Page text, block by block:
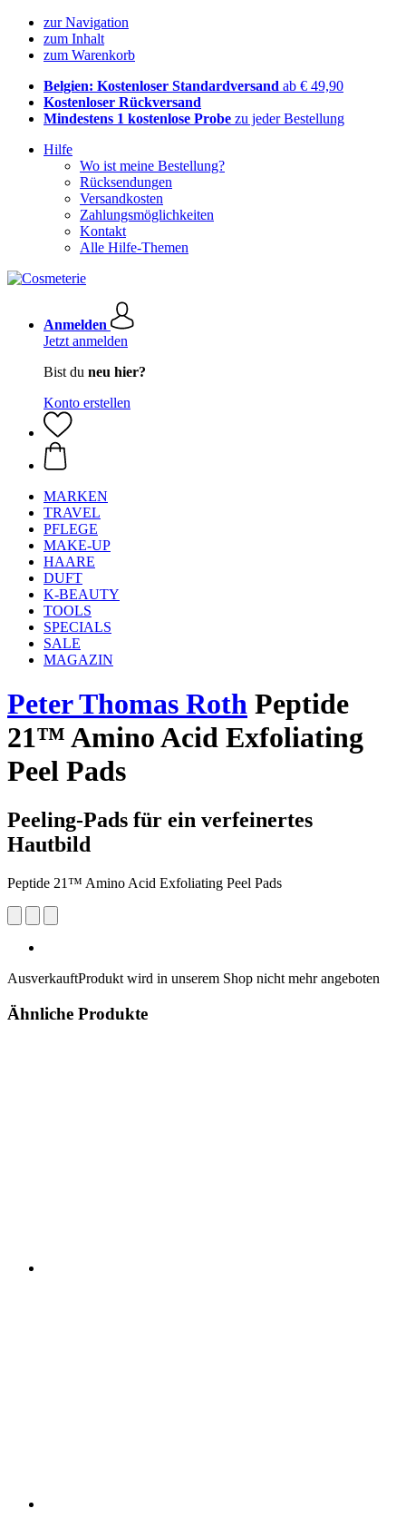
zur Navigation
zum Inhalt
zum Warenkorb
Belgien: Kostenloser Standardversand ab € 49,90
Kostenloser Rückversand
Mindestens 1 kostenlose Probe zu jeder Bestellung
Hilfe
Wo ist meine Bestellung?
Rücksendungen
Versandkosten
Zahlungsmöglichkeiten
Kontakt
Alle Hilfe-Themen
Anmelden
Jetzt anmelden
Bist du neu hier?
Konto erstellen
MARKEN
TRAVEL
PFLEGE
MAKE-UP
HAARE
DUFT
K-BEAUTY
TOOLS
SPECIALS
SALE
MAGAZIN
Peter Thomas Roth Peptide
21™ Amino Acid Exfoliating
Peel Pads
Peeling-Pads für ein verfeinertes
Hautbild
Peptide 21™ Amino Acid Exfoliating Peel Pads
AusverkauftProdukt wird in unserem Shop nicht mehr angeboten
Ähnliche Produkte